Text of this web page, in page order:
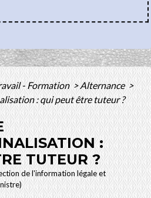
- Formation >Alternance >
: qui peut être tuteur ?
:
TUTEUR ?
de l'information légale et